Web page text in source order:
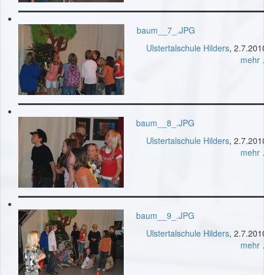
baum__7_.JPG
Ulstertalschule Hilders,
mehr
baum__8_.JPG
Ulstertalschule Hilders,
mehr
baum__9_.JPG
Ulstertalschule Hilders,
mehr